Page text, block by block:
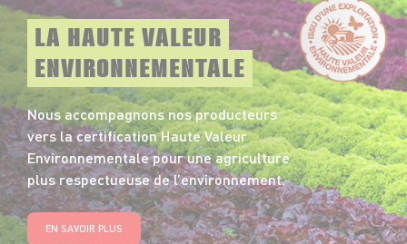
LA HAUTE VALEUR
ENVIRONNEMENTALE
Nous accompagnons nos producteurs
vers la certification Haute Valeur
Environnementale pour une agriculture
plus respectueuse de l’environnement.
EN SAVOIR PLUS